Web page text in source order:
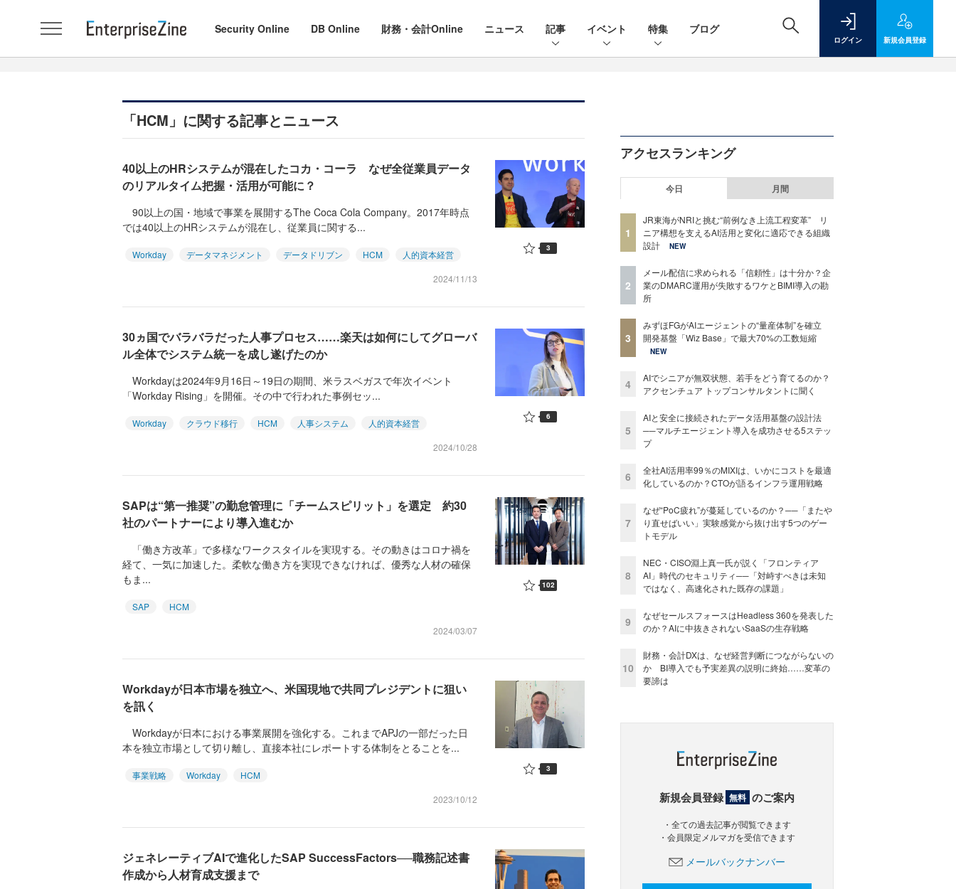
Security Online DB Online 財務・会計Online ニュース 記事 イベント 特集 ブログ
ログイン 新規会員登録
「HCM」に関する記事とニュース
40以上のHRシステムが混在したコカ・コーラ なぜ全従業員データ
のリアルタイム把握・活用が可能に？
90以上の国・地域で事業を展開するThe Coca Cola Company。2017年時点
では40以上のHRシステムが混在し、従業員に関する...
Workday データマネジメント データドリブン HCM
人的資本経営
2024/11/13
3
30ヵ国でバラバラだった人事プロセス……楽天は如何にしてグローバ
ル全体でシステム統一を成し遂げたのか
Workdayは2024年9月16日～19日の期間、米ラスベガスで年次イベント
「Workday Rising」を開催。その中で行われた事例セッ...
Workday クラウド移行 HCM 人事システム
人的資本経営
2024/10/28
6
SAPは“第一推奨”の勤怠管理に「チームスピリット」を選定 約30
社のパートナーにより導入進むか
「働き方改革」で多様なワークスタイルを実現する。その動きはコロナ禍を
経て、一気に加速した。柔軟な働き方を実現できなければ、優秀な人材の確保
もま...
SAP
HCM
2024/03/07
102
Workdayが日本市場を独立へ、米国現地で共同プレジデントに狙い
を訊く
Workdayが日本における事業展開を強化する。これまでAPJの一部だった日
本を独立市場として切り離し、直接本社にレポートする体制をとることを...
事業戦略 Workday
HCM
2023/10/12
3
ジェネレーティブAIで進化したSAP SuccessFactors──職務記述書
作成から人材育成支援まで
アクセスランキング
今日 月間
1
JR東海がNRIと挑む“前例なき上流工程変革” リ
ニア構想を支えるAI活用と変化に適応できる組織
設計
NEW
2
メール配信に求められる「信頼性」は十分か？企
業のDMARC運用が失敗するワケとBIMI導入の勘
所
3
みずほFGがAIエージェントの“量産体制”を確立
開発基盤「Wiz Base」で最大70%の工数短縮
NEW
4
AIでシニアが無双状態、若手をどう育てるのか？
アクセンチュア トップコンサルタントに聞く
5
AIと安全に接続されたデータ活用基盤の設計法
──マルチエージェント導入を成功させる5ステッ
プ
6
全社AI活用率99％のMIXIは、いかにコストを最適
化しているのか？CTOが語るインフラ運用戦略
7
なぜ“PoC疲れ”が蔓延しているのか？──「またや
り直せばいい」実験感覚から抜け出す5つのゲー
トモデル
8
NEC・CISO淵上真一氏が説く「フロンティア
AI」時代のセキュリティ──「対峙すべきは未知
ではなく、高速化された既存の課題」
9
なぜセールスフォースはHeadless 360を発表した
のか？AIに中抜きされないSaaSの生存戦略
10
財務・会計DXは、なぜ経営判断につながらないの
か BI導入でも予実差異の説明に終始……変革の
要諦は
新規会員登録 無料 のご案内
・全ての過去記事が閲覧できます
・会員限定メルマガを受信できます
メールバックナンバー